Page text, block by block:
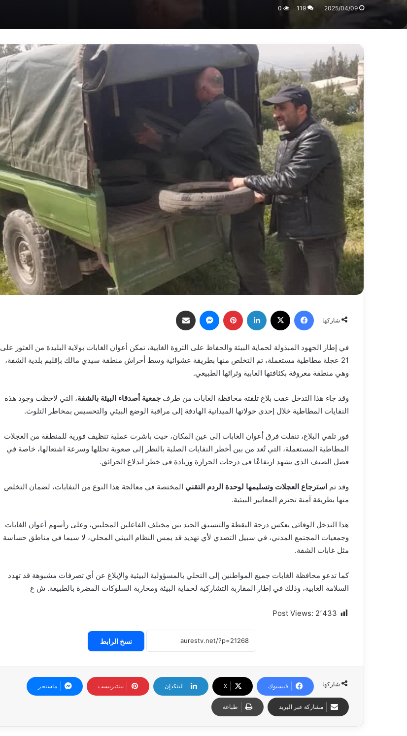
2025/04/09
119
0
شاركها
فيسبوك لينكدإن بينتيريست ماسنجر
في إطار الجهود المبذولة لحماية البيئة والحفاظ على الثروة الغابية، تمكن أعوان الغابات بولاية البليدة من العثور على
21 عجلة مطاطية مستعملة، تم التخلص منها بطريقة عشوائية وسط أحراش منطقة سيدي مالك بإقليم بلدية الشفة،
وهي منطقة معروفة بكثافتها الغابية وثرائها الطبيعي.
وقد جاء هذا التدخل عقب بلاغ تلقته محافظة الغابات من طرف جمعية أصدقاء البيئة بالشفة، التي لاحظت وجود هذه
النفايات المطاطية خلال إحدى جولاتها الميدانية الهادفة إلى مراقبة الوضع البيئي والتحسيس بمخاطر التلوث.
فور تلقي البلاغ، تنقلت فرق أعوان الغابات إلى عين المكان، حيث باشرت عملية تنظيف فورية للمنطقة من العجلات
المطاطية المستعملة، التي تُعد من بين أخطر النفايات الصلبة بالنظر إلى صعوبة تحللها وسرعة اشتعالها، خاصة في
فصل الصيف الذي يشهد ارتفاعًا في درجات الحرارة وزيادة في خطر اندلاع الحرائق.
وقد تم استرجاع العجلات وتسليمها لوحدة الردم التقني المختصة في معالجة هذا النوع من النفايات، لضمان التخلص
منها بطريقة آمنة تحترم المعايير البيئية.
هذا التدخل الوقائي يعكس درجة اليقظة والتنسيق الجيد بين مختلف الفاعلين المحليين، وعلى رأسهم أعوان الغابات
وجمعيات المجتمع المدني، في سبيل التصدي لأي تهديد قد يمس النظام البيئي المحلي، لا سيما في مناطق حساسة
مثل غابات الشفة.
كما تدعو محافظة الغابات جميع المواطنين إلى التحلي بالمسؤولية البيئية والإبلاغ عن أي تصرفات مشبوهة قد تهدد
السلامة الغابية، وذلك في إطار المقاربة التشاركية لحماية البيئة ومحاربة السلوكات المضرة بالطبيعة. ش ع
Post Views: 2٬433
نسخ الرابط
شاركها فيسبوك X لينكدإن بينتيريست ماسنجر
مشاركة عبر البريد طباعة